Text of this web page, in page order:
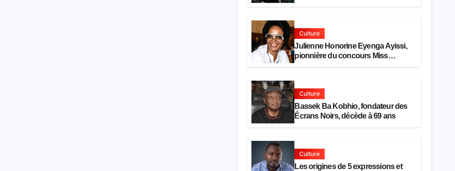
Culture
Julienne Honorine Eyenga Ayissi,
pionnière du concours Miss
Culture
Bassek Ba Kobhio, fondateur des
Écrans Noirs, décède à 69 ans
Culture
Les origines de 5 expressions et